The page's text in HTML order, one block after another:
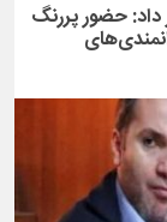
حضور پررنگ